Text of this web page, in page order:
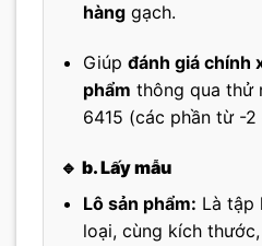
hànggạch.
Giúp đánh giá chính
phẩm thông qua thử
6415 (các phần từ -2
🔹 b. Lấy mẫu
Lô sản phẩm: Là tập
loại, cùng kích